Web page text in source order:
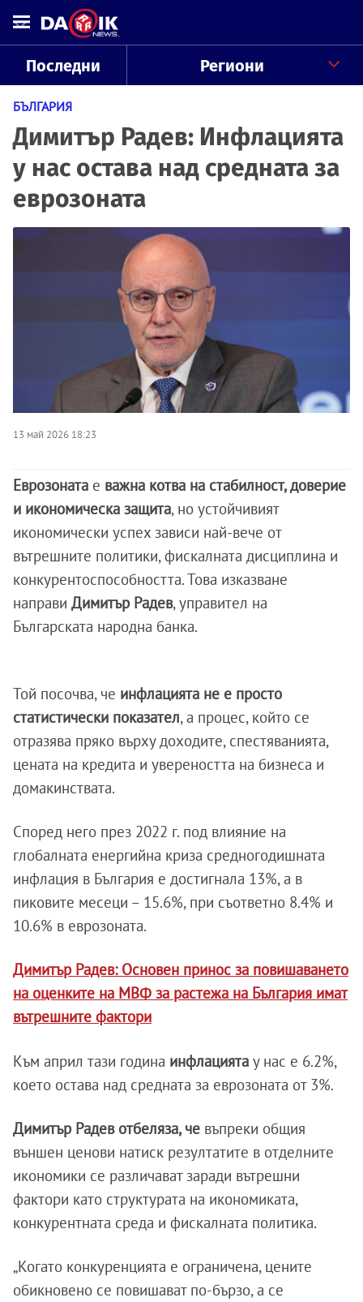
Последни Региони
БЪЛГАРИЯ
Димитър Радев: Инфлацията
у нас остава над средната за
еврозоната
13 май 2026 18:23
Еврозоната е важна котва на стабилност, доверие
и икономическа защита, но устойчивият
икономически успех зависи най-вече от
вътрешните политики, фискалната дисциплина и
конкурентоспособността. Това изказване
направи Димитър Радев, управител на
Българската народна банка.
Той посочва, че инфлацията не е просто
статистически показател, а процес, който се
отразява пряко върху доходите, спестяванията,
цената на кредита и увереността на бизнеса и
домакинствата.
Според него през 2022 г. под влияние на
глобалната енергийна криза средногодишната
инфлация в България е достигнала 13%, а в
пиковите месеци – 15.6%, при съответно 8.4% и
10.6% в еврозоната.
Димитър Радев: Основен принос за повишаването
на оценките на МВФ за растежа на България имат
вътрешните фактори
Към април тази година инфлацията у нас е 6.2%,
което остава над средната за еврозоната от 3%.
Димитър Радев отбеляза, че въпреки общия
външен ценови натиск резултатите в отделните
икономики се различават заради вътрешни
фактори като структурата на икономиката,
конкурентната среда и фискалната политика.
„Когато конкуренцията е ограничена, цените
обикновено се повишават по-бързо, а се